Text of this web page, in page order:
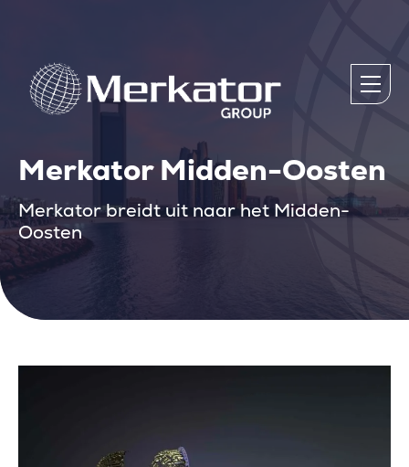
Merkator Midden-Oosten
Merkator breidt uit naar het Midden-
Oosten